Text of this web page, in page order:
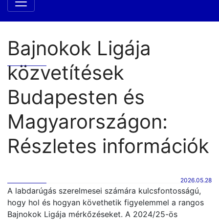
Bajnokok Ligája
közvetítések
Budapesten és
Magyarországon:
Részletes információk
2026.05.28
A labdarúgás szerelmesei számára kulcsfontosságú,
hogy hol és hogyan követhetik figyelemmel a rangos
Bajnokok Ligája mérkőzéseket. A 2024/25-ös